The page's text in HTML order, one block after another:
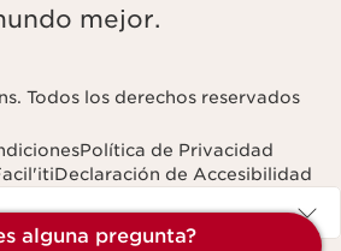
alguna pregunta?
mejor.
Todos los derechos reservados
Política de Privacidad
Declaración de Accesibilidad